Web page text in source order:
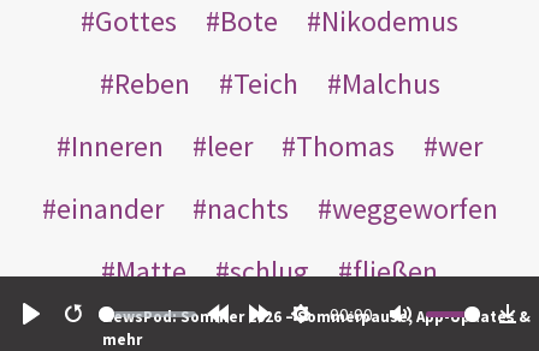
Restart
00:00
NewsPod: Sommer 2026 – Sommerpause, App-Updates &
mehr
Gottes
Bote
Nikodemus
Reben
Teich
Malchus
Inneren
leer Thomas
wer
einander
nachts
weggeworfen
Matte
schlug
fließen
Rabbuni
Martha Opferlamm